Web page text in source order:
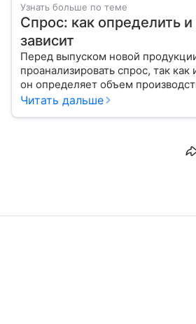
Узнать больше по теме
Спрос: как определить и
зависит
Перед выпуском новой
проанализировать спрос, так как
он определяет объем
С помощью эксперта расскажем,
Читать дальше